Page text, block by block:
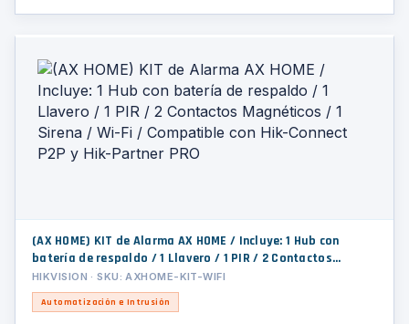
(AX HOME) KIT de Alarma AX HOME / Incluye: 1 Hub con
batería de respaldo / 1 Llavero / 1 PIR / 2 Contactos
Magnéticos / 1 Sirena / Wi-Fi / Compatible con Hik-Connect
P2P y Hik-Partner PRO
HIKVISION · SKU: AXHOME-KIT-WIFI
Automatización e Intrusión